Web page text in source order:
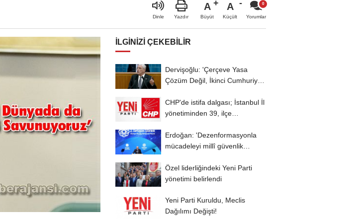
Dinle Yazdır
A
Büyüt
A
Küçült Yorumlar
İLGINIZI ÇEKEBILIR
Dervişoğlu: 'Çerçeve Yasa
Çözüm Değil, İkinci Cumhuriyet
CHP'de istifa dalgası; İstanbul İl
yönetiminden 39, ilçe
Erdoğan: 'Dezenformasyonla
mücadeleyi millî güvenlik
Özel liderliğindeki Yeni Parti
yönetimi belirlendi
Yeni Parti Kuruldu, Meclis
Dağılımı Değişti!